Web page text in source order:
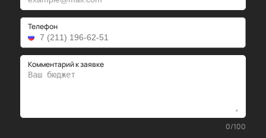
Телефон
Комментарий к заявке
0/100